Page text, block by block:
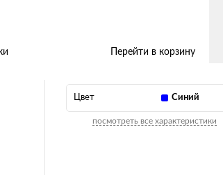
(AB-O-01)
Цвет Синий
посмотреть все характеристики
Перейти в корзину